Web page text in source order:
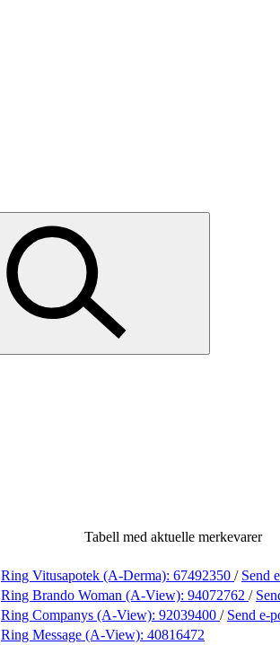
Tabell med aktuelle merkevarer
Ring Vitusapotek (A-Derma): 67492350 / Send
Ring Brando Woman (A-View): 94072762 /
Ring Companys (A-View): 92039400 / Send e-
Ring Message (A-View): 40816472